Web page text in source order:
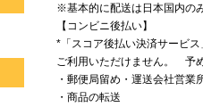
※基本的に配送は日本国内の
【コンビニ後払い】
*「スコア後払い決済サービ
ご利用いただけません。 予
・郵便局留め・運送会社営
・商品の転送